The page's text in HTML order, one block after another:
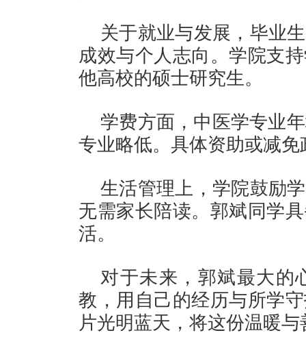
关于就业与发展，毕业
成效与个人志向。学院支
他高校的硕士研究生。
学费方面，中医学专业
专业略低。具体资助或减
生活管理上，学院鼓励
无需家长陪读。郭斌同学
活。
对于未来，郭斌最大的
教，用自己的经历与所学
片光明蓝天，将这份温暖